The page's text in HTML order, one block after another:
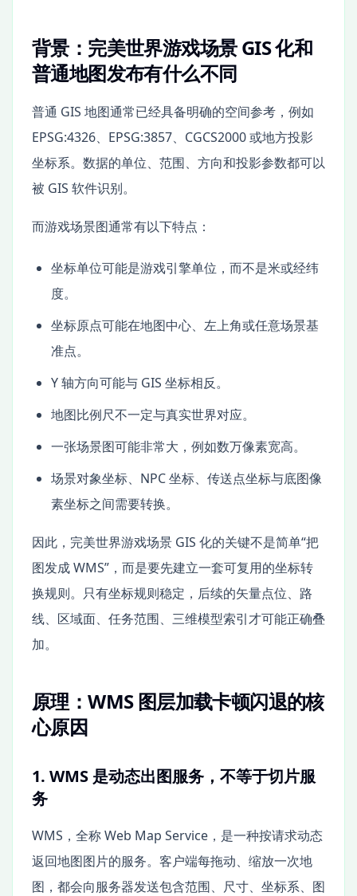
背景：完美世界游戏场景 GIS 化和
普通地图发布有什么不同
普通 GIS 地图通常已经具备明确的空间参考，例如
EPSG:4326、EPSG:3857、CGCS2000 或地方投影
坐标系。数据的单位、范围、方向和投影参数都可以
被 GIS 软件识别。
而游戏场景图通常有以下特点：
坐标单位可能是游戏引擎单位，而不是米或经纬
度。
坐标原点可能在地图中心、左上角或任意场景基
准点。
Y 轴方向可能与 GIS 坐标相反。
地图比例尺不一定与真实世界对应。
一张场景图可能非常大，例如数万像素宽高。
场景对象坐标、NPC 坐标、传送点坐标与底图像
素坐标之间需要转换。
因此，完美世界游戏场景 GIS 化的关键不是简单“把
图发成 WMS”，而是要先建立一套可复用的坐标转
换规则。只有坐标规则稳定，后续的矢量点位、路
线、区域面、任务范围、三维模型索引才可能正确叠
加。
原理：WMS 图层加载卡顿闪退的核
心原因
1. WMS 是动态出图服务，不等于切片服
务
WMS，全称 Web Map Service，是一种按请求动态
返回地图图片的服务。客户端每拖动、缩放一次地
图，都会向服务器发送包含范围、尺寸、坐标系、图